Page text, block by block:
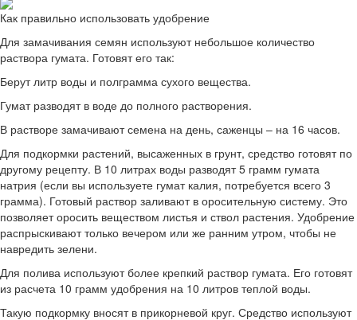
Как правильно использовать удобрение
Для замачивания семян используют небольшое количество
раствора гумата. Готовят его так:
Берут литр воды и полграмма сухого вещества.
Гумат разводят в воде до полного растворения.
В растворе замачивают семена на день, саженцы – на 16 часов.
Для подкормки растений, высаженных в грунт, средство готовят по
другому рецепту. В 10 литрах воды разводят 5 грамм гумата
натрия (если вы используете гумат калия, потребуется всего 3
грамма). Готовый раствор заливают в оросительную систему. Это
позволяет оросить веществом листья и ствол растения. Удобрение
распрыскивают только вечером или же ранним утром, чтобы не
навредить зелени.
Для полива используют более крепкий раствор гумата. Его готовят
из расчета 10 грамм удобрения на 10 литров теплой воды.
Такую подкормку вносят в прикорневой круг. Средство используют